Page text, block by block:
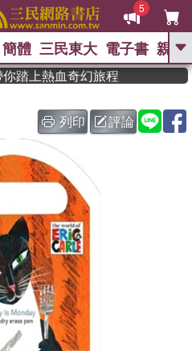
5
GO
、 如果歷史是一群喵 、 暑期
國際布克獎 臺灣漫遊錄 、 方
台灣的李登輝時代
黎曼猜想
、 偉大的迷走神經
簡體 三民東大 電子書 親子
上熱血奇幻旅程
列印
評論